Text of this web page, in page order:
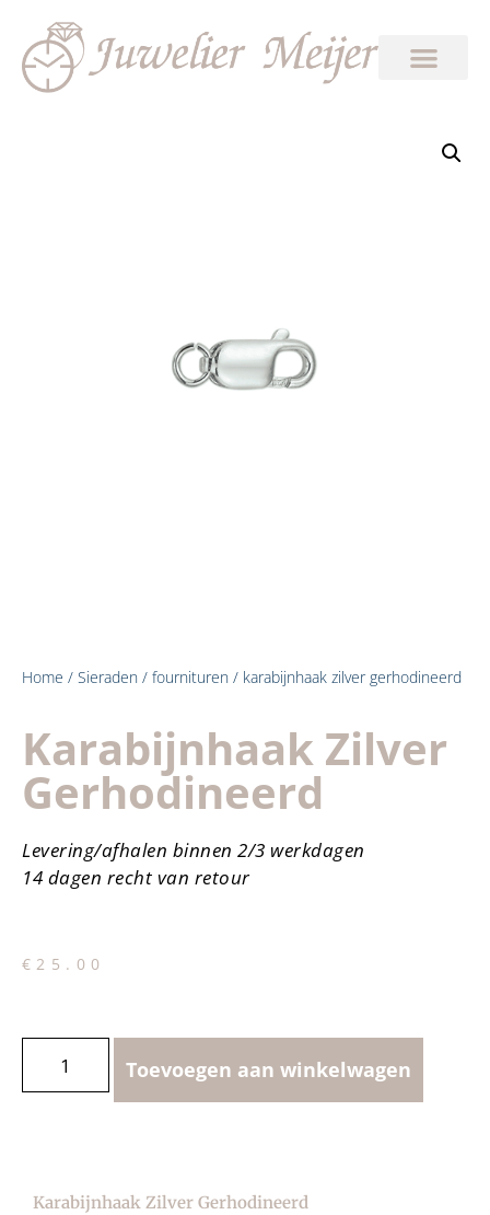
Home / Sieraden / fournituren / karabijnhaak zilver gerhodineerd
Karabijnhaak Zilver
Gerhodineerd
Levering/afhalen binnen 2/3 werkdagen
14 dagen recht van retour
€ 25.00
Toevoegen aan winkelwagen
Karabijnhaak Zilver Gerhodineerd